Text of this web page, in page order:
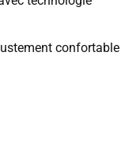
confortable